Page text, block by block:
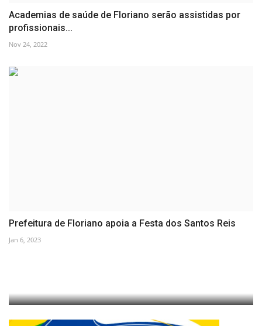
Academias de saúde de Floriano serão assistidas por
profissionais...
Nov 24, 2022
Prefeitura de Floriano apoia a Festa dos Santos Reis
Jan 6, 2023